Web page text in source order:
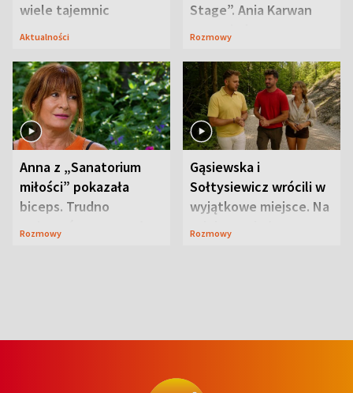
wiele tajemnic
Aktualności
Stage”. Ania Karwan
zapowiada
Rozmowy
Anna z „Sanatorium
miłości” pokazała
biceps. Trudno
uwierzyć, co przeszła
Rozmowy
Gąsiewska i
Sołtysiewicz wrócili w
wyjątkowe miejsce. Na
szlaku czekał
Rozmowy